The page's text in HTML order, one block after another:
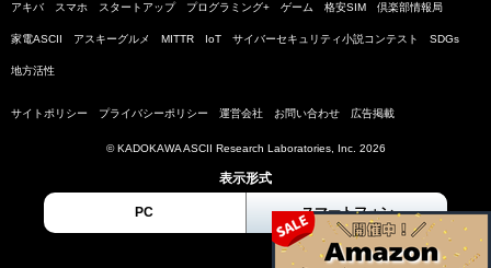
アキバ スマホ スタートアップ プログラミング+ ゲーム 格安SIM 倶楽部情報局
家電ASCII アスキーグルメ MITTR IoT サイバーセキュリティ小説コンテスト SDGs
地方活性
サイトポリシー プライバシーポリシー 運営会社 お問い合わせ 広告掲載
© KADOKAWA ASCII Research Laboratories, Inc. 2026
表示形式
PC スマートフォン